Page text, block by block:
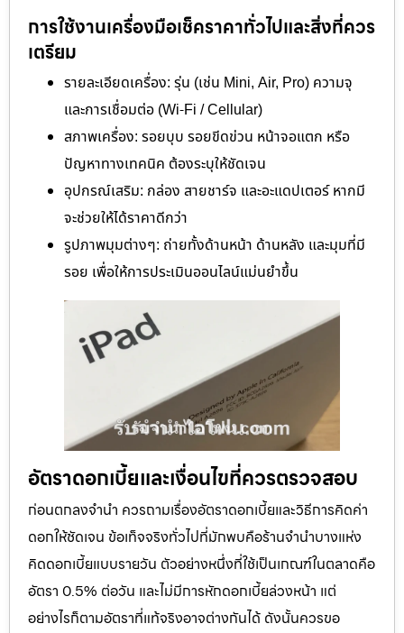
การใช้งานเครื่องมือเช็คราคาทั่วไปและสิ่งที่ควร
เตรียม
รายละเอียดเครื่อง: รุ่น (เช่น Mini, Air, Pro) ความจุ
และการเชื่อมต่อ (Wi‑Fi / Cellular)
สภาพเครื่อง: รอยบุบ รอยขีดข่วน หน้าจอแตก หรือ
ปัญหาทางเทคนิค ต้องระบุให้ชัดเจน
อุปกรณ์เสริม: กล่อง สายชาร์จ และอะแดปเตอร์ หากมี
จะช่วยให้ได้ราคาดีกว่า
รูปภาพมุมต่างๆ: ถ่ายทั้งด้านหน้า ด้านหลัง และมุมที่มี
รอย เพื่อให้การประเมินออนไลน์แม่นยำขึ้น
อัตราดอกเบี้ยและเงื่อนไขที่ควรตรวจสอบ
ก่อนตกลงจำนำ ควรถามเรื่องอัตราดอกเบี้ยและวิธีการคิดค่า
ดอกให้ชัดเจน ข้อเท็จจริงทั่วไปที่มักพบคือร้านจำนำบางแห่ง
คิดดอกเบี้ยแบบรายวัน ตัวอย่างหนึ่งที่ใช้เป็นเกณฑ์ในตลาดคือ
อัตรา 0.5% ต่อวัน และไม่มีการหักดอกเบี้ยล่วงหน้า แต่
อย่างไรก็ตามอัตราที่แท้จริงอาจต่างกันได้ ดังนั้นควรขอ